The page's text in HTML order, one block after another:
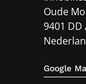
Oude
9401 DD
Google